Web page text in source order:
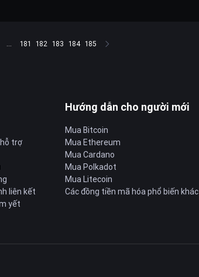
... 181 182 183 184 185
trợ
liên kết
yết
Hướng dẫn cho người mới
Mua Bitcoin
Mua Ethereum
Mua Cardano
Mua Polkadot
Mua Litecoin
Các đồng tiền mã hóa phổ biến khác